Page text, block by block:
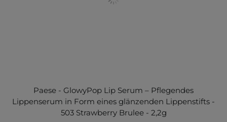
Paese - GlowyPop Lip Serum – Pflegendes
Lippenserum in Form eines glänzenden Lippenstifts -
503 Strawberry Brulee - 2,2g